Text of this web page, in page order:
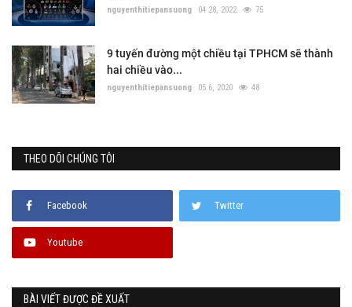
nguyenthitiepansuong 04 28, 2022 75
9 tuyến đường một chiều tại TPHCM sẽ thành
hai chiều vào...
nguyenthitiepansuong 05 6, 2020 48
THEO DÕI CHÚNG TÔI
Facebook Twitter
Youtube
BÀI VIẾT ĐƯỢC ĐỀ XUẤT